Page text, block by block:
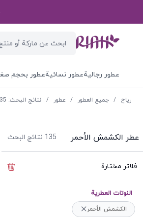
عطور رجاليةعطور نسائيةعطور بحجم
ریاح / جميع العطور / عطور / نتائج البحث: 135
عطر الكشمش الأحمر 135 نتائج البحث
فلاتر مختارة
النوتات العطرية
الكشمش الأحمر